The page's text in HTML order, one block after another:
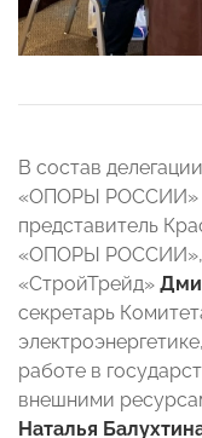
В состав
«ОПОРЫ РОССИИ»
представитель
«ОПОРЫ РОССИИ»,
«СтройТрейд»
секретарь
работе в
внешними
Наталья